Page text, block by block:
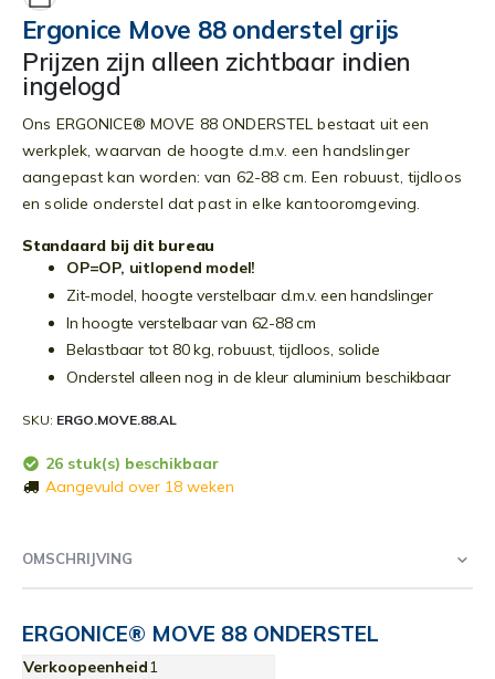
begin
van
de
afbeeldingen-
gallerij
Ergonice Move 88 onderstel grijs
Prijzen zijn alleen zichtbaar indien
ingelogd
Ons ERGONICE® MOVE 88 ONDERSTEL bestaat uit een
werkplek, waarvan de hoogte d.m.v. een handslinger
aangepast kan worden: van 62-88 cm. Een robuust, tijdloos
en solide onderstel dat past in elke kantooromgeving.
Standaard bij dit bureau
OP=OP, uitlopend model!
Zit-model, hoogte verstelbaar d.m.v. een handslinger
In hoogte verstelbaar van 62-88 cm
Belastbaar tot 80 kg, robuust, tijdloos, solide
Onderstel alleen nog in de kleur aluminium beschikbaar
SKU ERGO.MOVE.88.AL
26 stuk(s) beschikbaar
Aangevuld over 18 weken
OMSCHRIJVING
ERGONICE® MOVE 88 ONDERSTEL
Verkoopeenheid1